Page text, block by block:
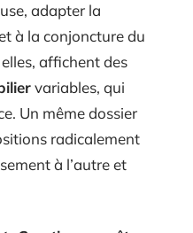
adapter la
à la conjoncture du
affichent des
variables, qui
Un même dossier
radicalement
à l’autre et